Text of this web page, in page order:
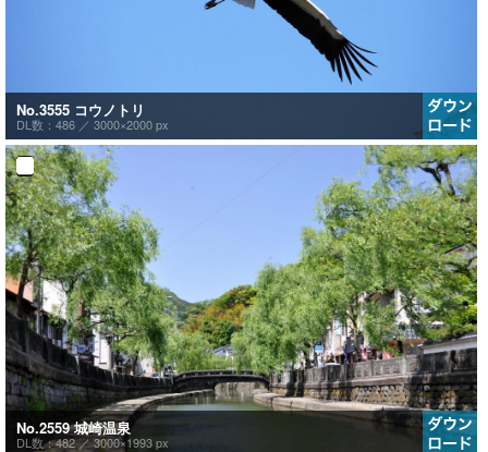
No.3555 コウノトリ
DL数：486 ／ 3000×2000 px
No.2559 城崎温泉
DL数：482 ／3000×1993 px